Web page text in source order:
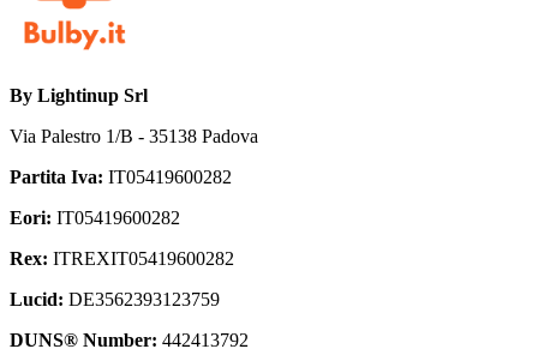
By Lightinup Srl
Via Palestro 1/B - 35138 Padova
Partita Iva: IT05419600282
Eori: IT05419600282
Rex: ITREXIT05419600282
Lucid: DE3562393123759
DUNS® Number: 442413792